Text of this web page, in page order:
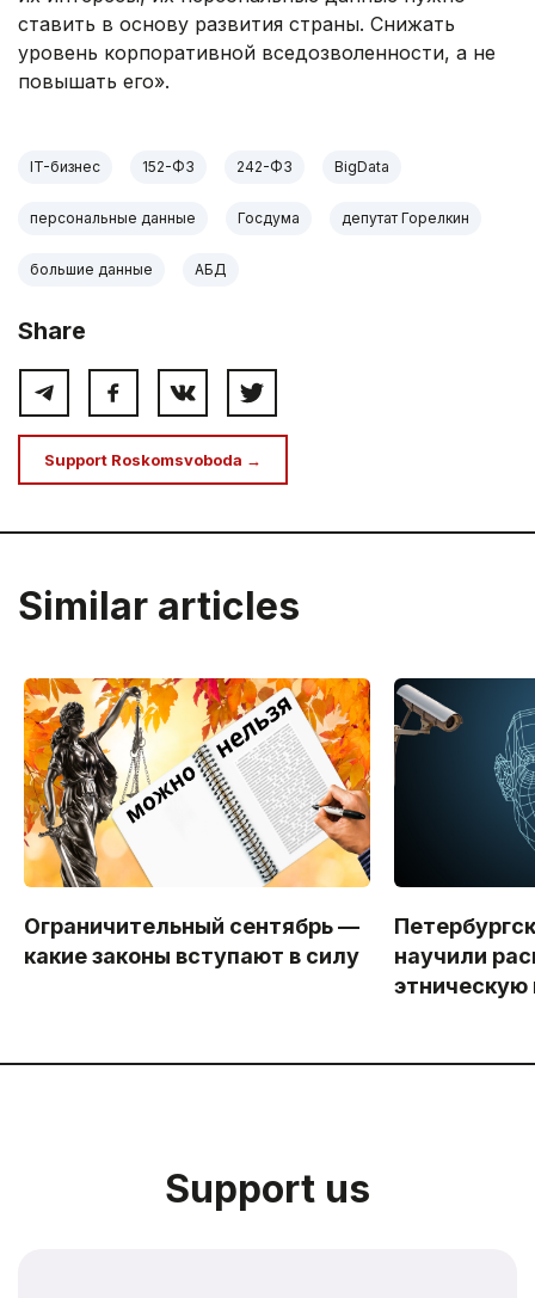
ставить в основу развития страны. Снижать
уровень корпоративной вседозволенности, а не
повышать его».
IT-бизнес 152-ФЗ 242-ФЗ BigData
персональные данные Госдума депутат Горелкин
большие данные АБД
Share
Support Roskomsvoboda →
Similar articles
Ограничительный сентябрь —
какие законы вступают в силу
научили
Support us